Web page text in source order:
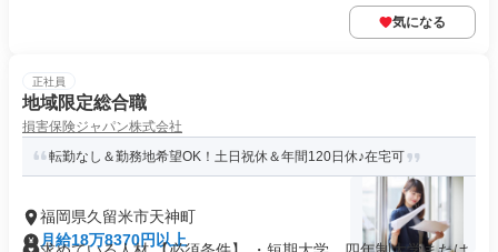
気になる
正社員
地域限定総合職
損害保険ジャパン株式会社
転勤なし＆勤務地希望OK！土日祝休＆年間120日休♪在宅可
福岡県久留米市天神町
月給18万8370円以上